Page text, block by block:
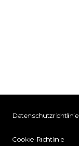
Datenschutzrichtlinie
Cookie-Richtlinie